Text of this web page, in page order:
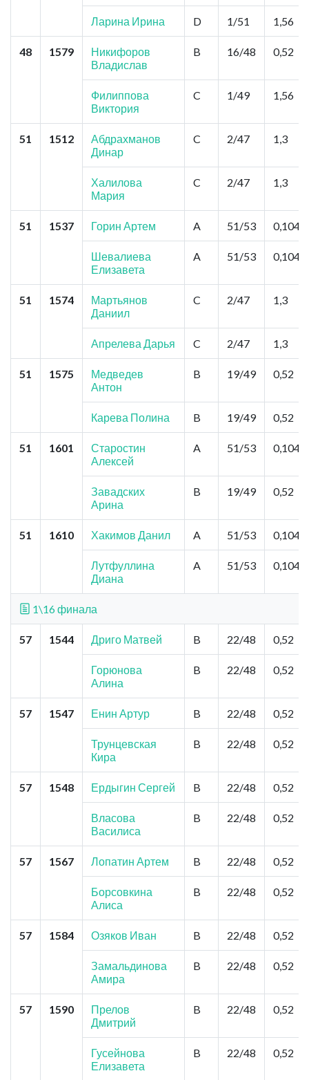
Ларина Ирина D 1/51 1,56
48 1579
Никифоров
Владислав
B 16/48 0,52
Филиппова
Виктория
C 1/49 1,56
51 1512
Абдрахманов
Динар
C 2/47 1,3
Халилова
Мария
C 2/47 1,3
51 1537 Горин Артем A 51/53 0,104
Шевалиева
Елизавета
A 51/53 0,104
51 1574
Мартьянов
Даниил
C 2/47 1,3
Апрелева Дарья C 2/47 1,3
51 1575
Медведев
Антон
B 19/49 0,52
Карева Полина B 19/49 0,52
51 1601
Старостин
Алексей
A 51/53 0,104
Завадских
Арина
B 19/49 0,52
51 1610 Хакимов Данил A 51/53 0,104
Лутфуллина
Диана
A 51/53 0,104
1\16 финала
57 1544 Дриго Матвей B 22/48 0,52
Горюнова
Алина
B 22/48 0,52
57 1547 Енин Артур B 22/48 0,52
Трунцевская
Кира
B 22/48 0,52
57 1548 Ердыгин Сергей B 22/48 0,52
Власова
Василиса
B 22/48 0,52
57 1567 Лопатин Артем B 22/48 0,52
Борсовкина
Алиса
B 22/48 0,52
57 1584 Озяков Иван B 22/48 0,52
Замальдинова
Амира
B 22/48 0,52
57 1590
Прелов
Дмитрий
B 22/48 0,52
Гусейнова
Елизавета
B 22/48 0,52